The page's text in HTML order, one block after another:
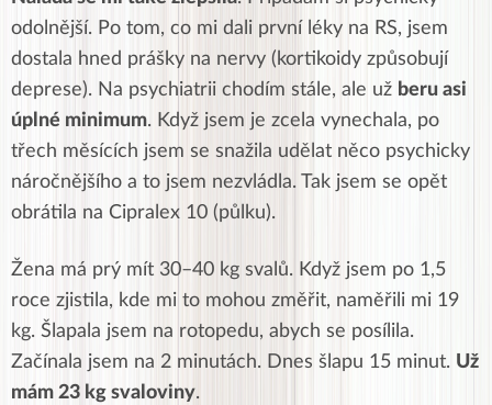
odolnější. Po tom, co mi dali první léky na RS, jsem
dostala hned prášky na nervy (kortikoidy způsobují
deprese). Na psychiatrii chodím stále, ale už beru asi
úplné minimum. Když jsem je zcela vynechala, po
třech měsících jsem se snažila udělat něco psychicky
náročnějšího a to jsem nezvládla. Tak jsem se opět
obrátila na Cipralex 10 (půlku).
Žena má prý mít 30–40 kg svalů. Když jsem po 1,5
roce zjistila, kde mi to mohou změřit, naměřili mi 19
kg. Šlapala jsem na rotopedu, abych se posílila.
Začínala jsem na 2 minutách. Dnes šlapu 15 minut. Už
mám 23 kg svaloviny.